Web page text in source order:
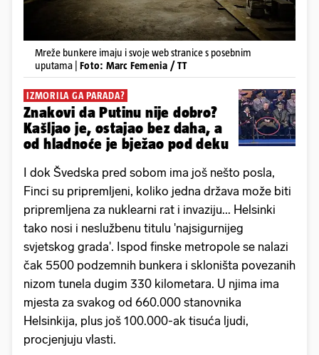
Mreže bunkere imaju i svoje web stranice s posebnim
uputama | Foto: Marc Femenia / TT
IZMORILA GA PARADA?
Znakovi da Putinu nije dobro?
Kašljao je, ostajao bez daha, a
od hladnoće je bježao pod deku
I dok Švedska pred sobom ima još nešto posla,
Finci su pripremljeni, koliko jedna država može biti
pripremljena za nuklearni rat i invaziju... Helsinki
tako nosi i neslužbenu titulu 'najsigurnijeg
svjetskog grada'. Ispod finske metropole se nalazi
čak 5500 podzemnih bunkera i skloništa povezanih
nizom tunela dugim 330 kilometara. U njima ima
mjesta za svakog od 660.000 stanovnika
Helsinkija, plus još 100.000-ak tisuća ljudi,
procjenjuju vlasti.